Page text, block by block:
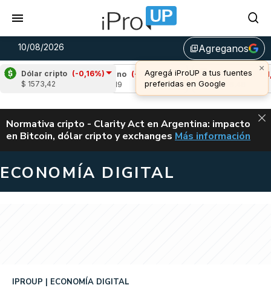
10/08/2026 library_addAgreganos
Dólar cripto (-0,16%)
$ 1573,42
Cardano
(-1,97%)
Avalanche (-1,49%)
u$s 6,46
ALERTA
Normativa cripto - Clarity Act en Argentina: impacto
en Bitcoin, dólar cripto y exchanges CLARITY ACT EN
Más información
ECONOMÍA DIGITAL
IPROUP ECONOMÍA DIGITAL